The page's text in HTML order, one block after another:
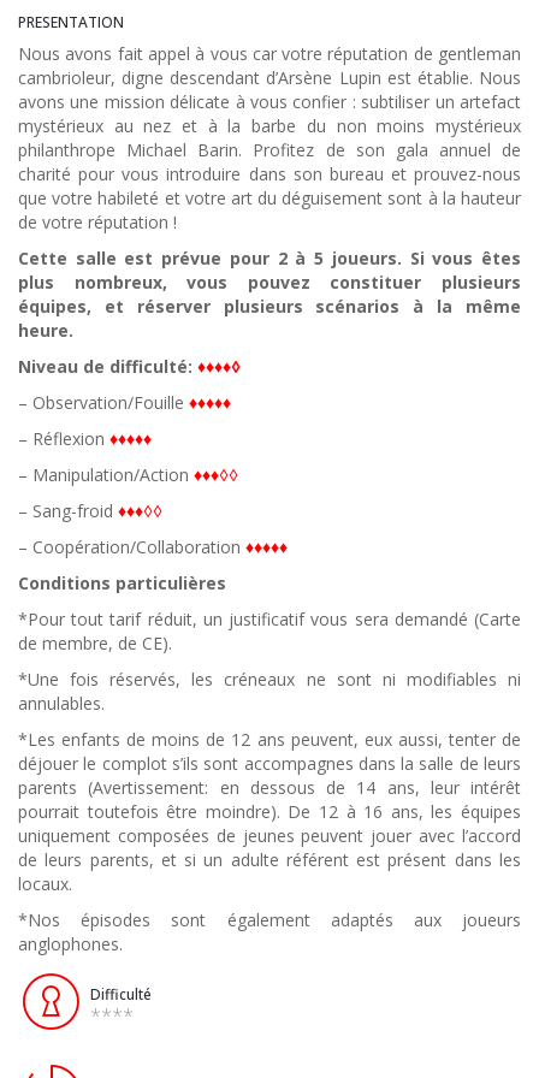
PRESENTATION
Nous avons fait appel à vous car votre réputation de gentleman
cambrioleur, digne descendant d’Arsène Lupin est établie. Nous
avons une mission délicate à vous confier : subtiliser un artefact
mystérieux au nez et à la barbe du non moins mystérieux
philanthrope Michael Barin. Profitez de son gala annuel de
charité pour vous introduire dans son bureau et prouvez-nous
que votre habileté et votre art du déguisement sont à la hauteur
de votre réputation !
Cette salle est prévue pour 2 à 5 joueurs. Si vous êtes
plus nombreux, vous pouvez constituer plusieurs
équipes, et réserver plusieurs scénarios à la même
heure.
Niveau de difficulté: ♦♦♦♦◊
– Observation/Fouille ♦♦♦♦♦
– Réflexion ♦♦♦♦♦
– Manipulation/Action ♦♦♦◊◊
– Sang-froid ♦♦♦◊◊
– Coopération/Collaboration ♦♦♦♦♦
Conditions particulières
*Pour tout tarif réduit, un justificatif vous sera demandé (Carte
de membre, de CE).
*Une fois réservés, les créneaux ne sont ni modifiables ni
annulables.
*Les enfants de moins de 12 ans peuvent, eux aussi, tenter de
déjouer le complot s’ils sont accompagnes dans la salle de leurs
parents (Avertissement: en dessous de 14 ans, leur intérêt
pourrait toutefois être moindre). De 12 à 16 ans, les équipes
uniquement composées de jeunes peuvent jouer avec l’accord
de leurs parents, et si un adulte référent est présent dans les
locaux.
*Nos épisodes sont également adaptés aux joueurs
anglophones.
Difficulté
****